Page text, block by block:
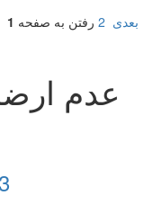
رفتن به صفحه 1 2 بعدی
عدم